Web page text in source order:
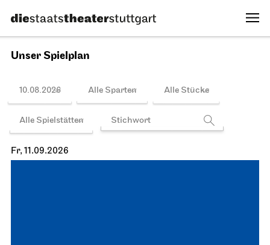
Unser Spielplan
10.08.2026 Alle Sparten Alle Stücke
Alle Spielstätten
Fr, 11.09.2026